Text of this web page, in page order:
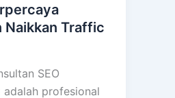
Naikkan Traffic
SEO
profesional